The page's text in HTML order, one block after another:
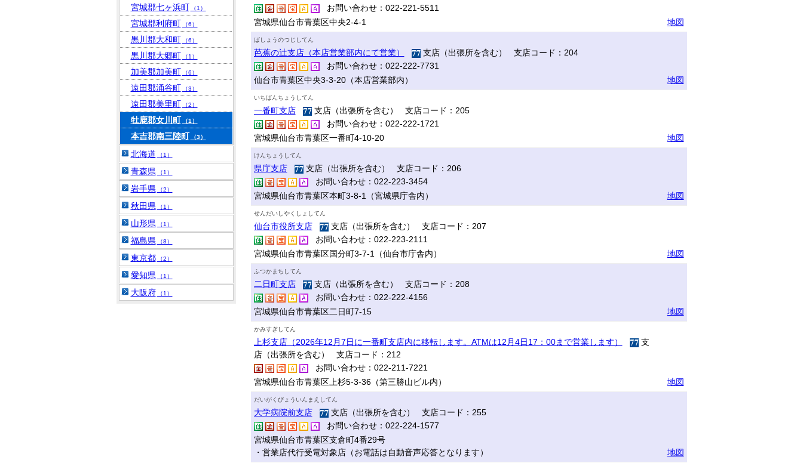
お問い合わせ：022-221-5511
宮城県仙台市青葉区中央2-4-1
地図
ばしょうのつじしてん
芭蕉の辻支店（本店営業部内にて営業）
支店（出張所を含む） 支店コード：204
お問い合わせ：022-222-7731
仙台市青葉区中央3-3-20（本店営業部内）
地図
いちばんちょうしてん
一番町支店
支店（出張所を含む） 支店コード：205
お問い合わせ：022-222-1721
宮城県仙台市青葉区一番町4-10-20
地図
けんちょうしてん
県庁支店
支店（出張所を含む） 支店コード：206
お問い合わせ：022-223-3454
宮城県仙台市青葉区本町3-8-1（宮城県庁舎内）
地図
せんだいしやくしょしてん
仙台市役所支店
支店（出張所を含む） 支店コード：207
お問い合わせ：022-223-2111
宮城県仙台市青葉区国分町3-7-1（仙台市庁舎内）
地図
ふつかまちしてん
二日町支店
支店（出張所を含む） 支店コード：208
お問い合わせ：022-222-4156
宮城県仙台市青葉区二日町7-15
地図
かみすぎしてん
上杉支店（2026年12月7日に一番町支店内に移転します。ATMは12月4日17：00まで営業します）
支
店（出張所を含む） 支店コード：212
お問い合わせ：022-211-7221
宮城県仙台市青葉区上杉5-3-36（第三勝山ビル内）
地図
だいがくびょういんまえしてん
大学病院前支店
支店（出張所を含む） 支店コード：255
お問い合わせ：022-224-1577
宮城県仙台市青葉区支倉町4番29号
・営業店代行受電対象店（お電話は自動音声応答となります）
地図
宮城郡七ヶ浜町 （1）
宮城郡利府町 （6）
黒川郡大和町 （6）
黒川郡大郷町 （1）
加美郡加美町 （6）
遠田郡涌谷町 （3）
遠田郡美里町 （2）
牡鹿郡女川町 （1）
本吉郡南三陸町 （3）
北海道 （1）
青森県 （1）
岩手県 （2）
秋田県 （1）
山形県 （1）
福島県 （8）
東京都 （2）
愛知県 （1）
大阪府 （1）